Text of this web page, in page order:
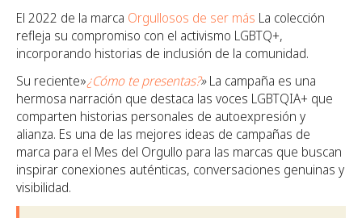
El 2022 de la marca Orgullosos de ser más La colección
refleja su compromiso con el activismo LGBTQ+,
incorporando historias de inclusión de la comunidad.
Su reciente»¿Cómo te presentas?»La campaña es una
hermosa narración que destaca las voces LGBTQIA+ que
comparten historias personales de autoexpresión y
alianza. Es una de las mejores ideas de campañas de
marca para el Mes del Orgullo para las marcas que buscan
inspirar conexiones auténticas, conversaciones genuinas y
visibilidad.